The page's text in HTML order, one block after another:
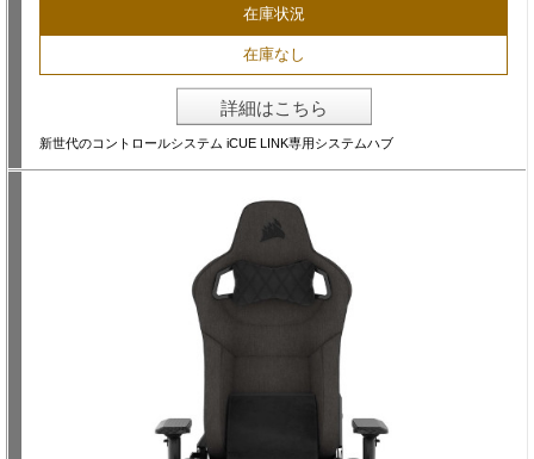
在庫状況
在庫なし
詳細はこちら
新世代のコントロールシステム iCUE LINK専用システムハブ